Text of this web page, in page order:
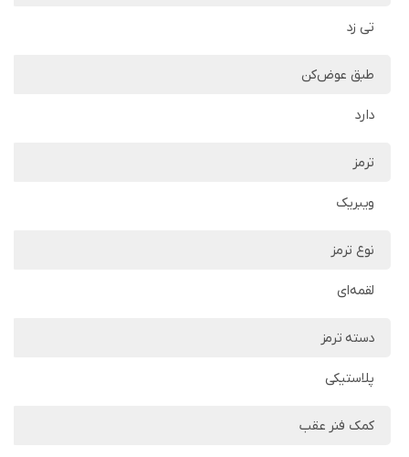
تی زد
طبق عوض‌کن
دارد
ترمز
ویبریک
نوع ترمز
لقمه‌ای
دسته ترمز
پلاستیکی
کمک فنر عقب